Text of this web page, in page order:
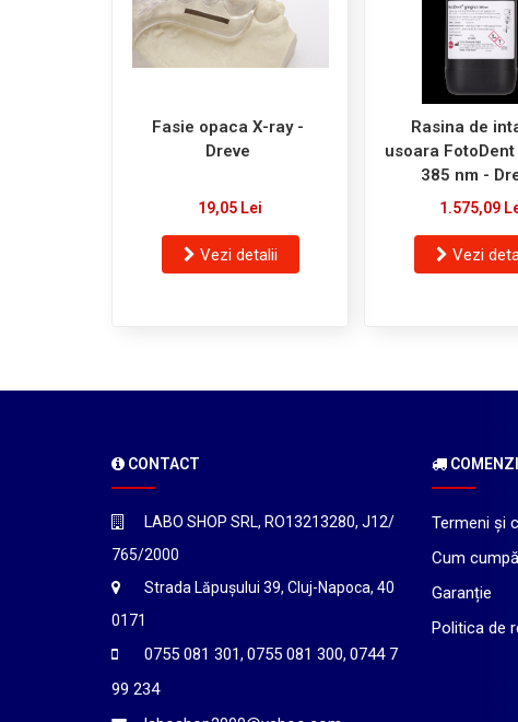
Fasie opaca X-ray -
Dreve
19,05 Lei
Vezi detalii
Rasina de
usoara
385 nm -
1.575,09
Vezi
CONTACT
LABO SHOP SRL, RO13213280, J12/
765/2000
Strada Lăpușului 39, Cluj-Napoca, 40
0171
0755 081 301, 0755 081 300, 0744 7
99 234
Termeni și
Cum
Garanție
Politica de